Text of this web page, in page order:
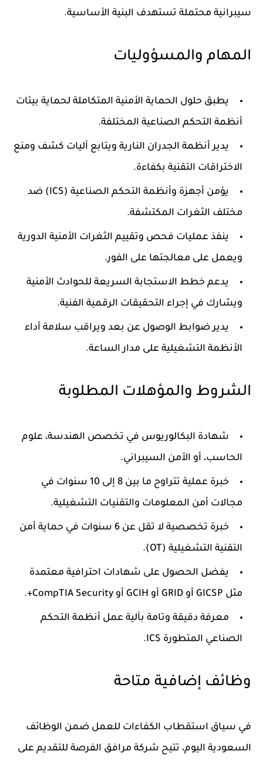
سيبرانية محتملة تستهدف البنية الأساسية.
المهام والمسؤوليات
يطبق حلول الحماية الأمنية المتكاملة لحماية بيئات
أنظمة التحكم الصناعية المختلفة.
يدير أنظمة الجدران النارية ويتابع آليات كشف ومنع
الاختراقات التقنية بكفاءة.
يؤمن أجهزة وأنظمة التحكم الصناعية (ICS) ضد
مختلف الثغرات المكتشفة.
ينفذ عمليات فحص وتقييم الثغرات الأمنية الدورية
ويعمل على معالجتها على الفور.
يدعم خطط الاستجابة السريعة للحوادث الأمنية
ويشارك في إجراء التحقيقات الرقمية الفنية.
يدير ضوابط الوصول عن بعد ويراقب سلامة أداء
الأنظمة التشغيلية على مدار الساعة.
الشروط والمؤهلات المطلوبة
شهادة البكالوريوس في تخصص الهندسة، علوم
الحاسب، أو الأمن السيبراني.
خبرة عملية تتراوح ما بين 8 إلى 10 سنوات في
مجالات أمن المعلومات والتقنيات التشغيلية.
خبرة تخصصية لا تقل عن 6 سنوات في حماية أمن
التقنية التشغيلية (OT).
يفضل الحصول على شهادات احترافية معتمدة
مثل GICSP أو GRID أو GCIH أو CompTIA Security+.
معرفة دقيقة وتامة بآلية عمل أنظمة التحكم
الصناعي المتطورة ICS.
وظائف إضافية متاحة
في سياق استقطاب الكفاءات للعمل ضمن الوظائف
السعودية اليوم، تتيح شركة مرافق الفرصة للتقديم على